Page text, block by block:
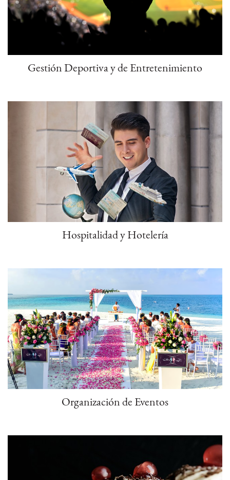
Gestión Deportiva y de Entretenimiento
Hospitalidad y Hotelería
Organización de Eventos